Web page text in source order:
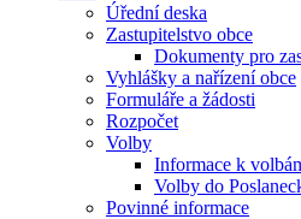
Úřední deska
Zastupitelstvo obce
Dokumenty pro
Vyhlášky a nařízení obce
Formuláře a žádosti
Rozpočet
Volby
Informace k
Volby do
Povinné informace